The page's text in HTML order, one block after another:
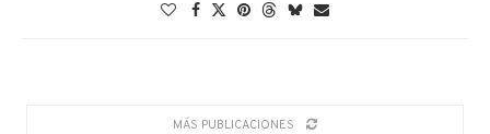
MÁS PUBLICACIONES